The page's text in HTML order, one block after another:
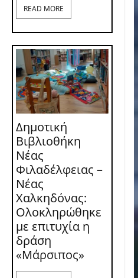
READ MORE
Δημοτική
Βιβλιοθήκη
Νέας
Φιλαδέλφειας –
Νέας
Χαλκηδόνας:
Ολοκληρώθηκε
με επιτυχία η
δράση
«Μάρσιπος»